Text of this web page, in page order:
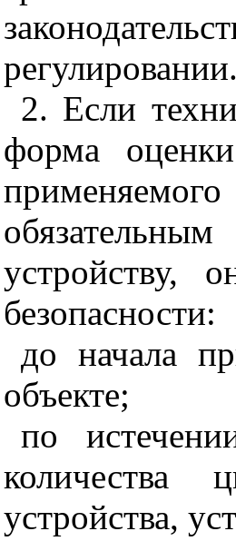
регулировании.
2. Если
форма оценки
устройству,
безопасности:
до начала
объекте;
по
количества
устройства,